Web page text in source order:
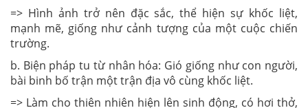
=> Hình ảnh trở nên đặc sắc, thể hiện sự khốc liệt,
mạnh mẽ, giống như cảnh tượng của một cuộc chiến
trường.
b. Biện pháp tu từ nhân hóa: Gió giống như con người,
bài binh bố trận một trận địa vô cùng khốc liệt.
=> Làm cho thiên nhiên hiện lên sinh động, có hơi thở,